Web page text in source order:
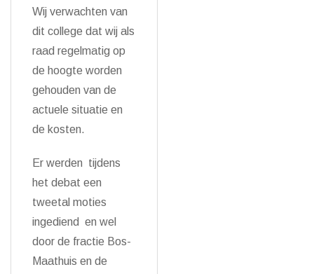
Wij verwachten van
dit college dat wij als
raad regelmatig op
de hoogte worden
gehouden van de
actuele situatie en
de kosten.
Er werden tijdens
het debat een
tweetal moties
ingediend en wel
door de fractie Bos-
Maathuis en de